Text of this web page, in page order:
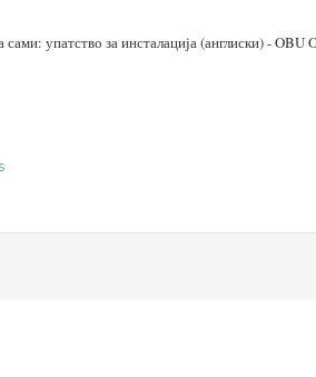
сами: упатство за инсталација (англиски) -